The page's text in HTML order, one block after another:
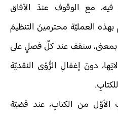
فيه، مع الوقوف عندَ الآفاق
العمليّة محترمينَ التنظيمَ
بمعنى، سنقف عند كلّ فصلٍ على
دونَ إغفالِ الرُّؤى النقديّة
الأوّل من الكتابِ، عند قضيّة